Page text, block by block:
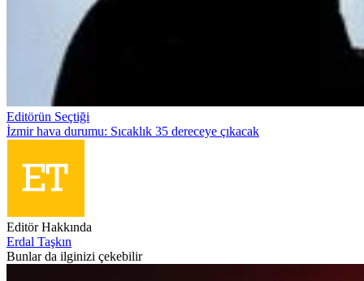
Editörün Seçtiği
İzmir hava durumu: Sıcaklık 35 dereceye çıkacak
Editör Hakkında
Erdal Taşkın
Bunlar da ilginizi çekebilir